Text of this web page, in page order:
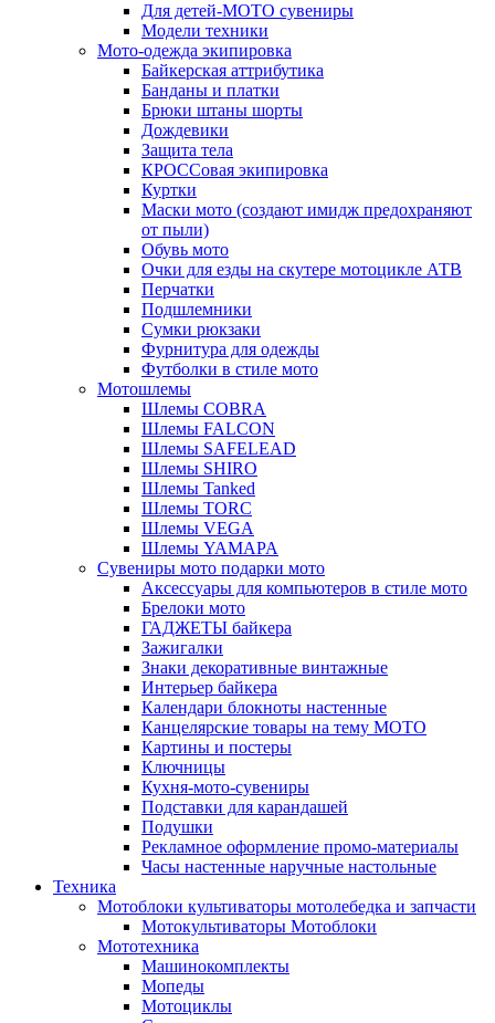
Для детей-МОТО сувениры
Модели техники
Мото-одежда экипировка
Байкерская аттрибутика
Банданы и платки
Брюки штаны шорты
Дождевики
Защита тела
КРОССовая экипировка
Куртки
Маски мото (создают имидж предохраняют
от пыли)
Обувь мото
Очки для езды на скутере мотоцикле АТВ
Перчатки
Подшлемники
Сумки рюкзаки
Фурнитура для одежды
Футболки в стиле мото
Мотошлемы
Шлемы COBRA
Шлемы FALCON
Шлемы SAFELEAD
Шлемы SHIRO
Шлемы Tanked
Шлемы TORC
Шлемы VEGA
Шлемы YAMAPA
Сувениры мото подарки мото
Аксессуары для компьютеров в стиле мото
Брелоки мото
ГАДЖЕТЫ байкера
Зажигалки
Знаки декоративные винтажные
Интерьер байкера
Календари блокноты настенные
Канцелярские товары на тему МОТО
Картины и постеры
Ключницы
Кухня-мото-сувениры
Подставки для карандашей
Подушки
Рекламное оформление промо-материалы
Часы настенные наручные настольные
Техника
Мотоблоки культиваторы мотолебедка и запчасти
Мотокультиваторы Мотоблоки
Мототехника
Машинокомплекты
Мопеды
Мотоциклы